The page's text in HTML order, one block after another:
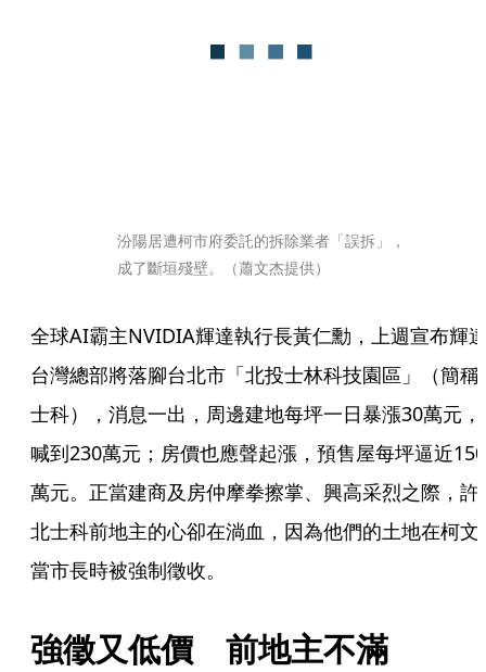
汾陽居遭柯市府委託的拆除業者「誤拆」，
成了斷垣殘壁。（蕭文杰提供）
全球AI霸主NVIDIA輝達執行長黃仁勳，上週宣布輝
台灣總部將落腳台北市「北投士林科技園區」（簡稱
士科），消息一出，周邊建地每坪一日暴漲30萬元，
喊到230萬元；房價也應聲起漲，預售屋每坪逼近150
萬元。正當建商及房仲摩拳擦掌、興高采烈之際，許
北士科前地主的心卻在淌血，因為他們的土地在柯文
當市長時被強制徵收。
強徵又低價　前地主不滿